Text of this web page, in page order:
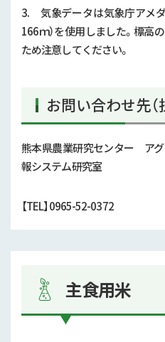
3. 気象データは気象庁アメダ
166ｍ）を使用しました。標高
ため注意してください。
お問い合わせ先（
熊本県農業研究センター ア
報システム研究室
【TEL】0965-52-0372
主食用米